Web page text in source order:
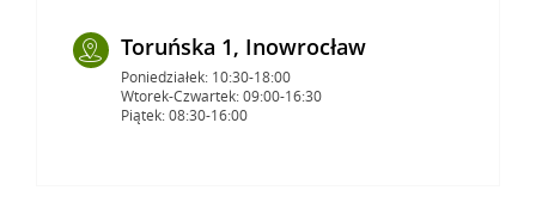
Toruńska 1, Inowrocław
Poniedziałek: 10:30-18:00
Wtorek-Czwartek: 09:00-16:30
Piątek: 08:30-16:00